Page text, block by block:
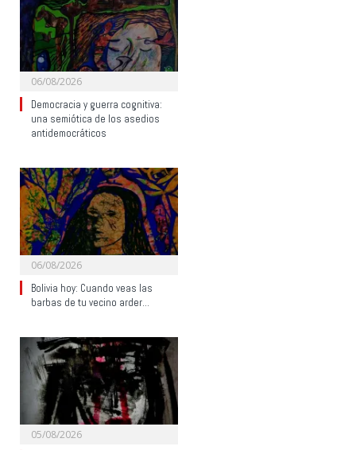
06/08/2026
Democracia y guerra cognitiva:
una semiótica de los asedios
antidemocráticos
06/08/2026
Bolivia hoy: Cuando veas las
barbas de tu vecino arder…
05/08/2026